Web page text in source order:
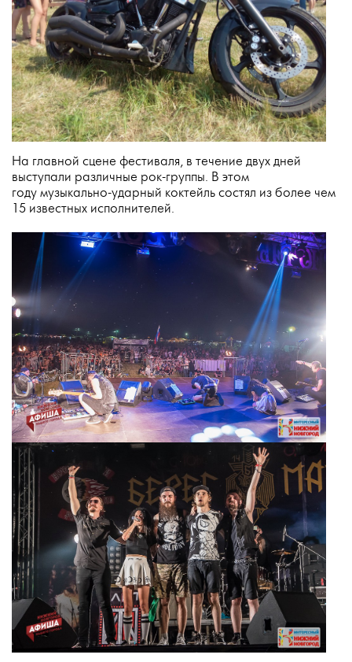
На главной сцене фестиваля, в течение двух дней
выступали различные рок-группы. В этом
году музыкально-ударный коктейль состял из более чем
15 известных исполнителей.